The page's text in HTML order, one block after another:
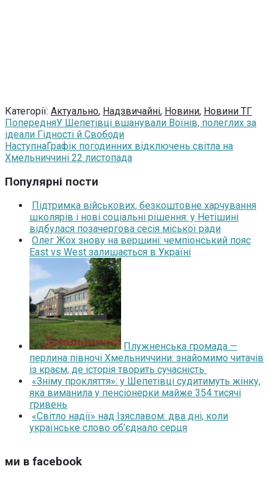
Категорії: Актуально, Надзвичайні, Новини, Новини ТГ
ПопередняУ Шепетівці вшанували Воїнів, полеглих за
ідеали Гідності й Свободи
НаступнаГрафік погодинних відключень світла на
Хмельниччині 22 листопада
Популярні пости
Підтримка військових, безкоштовне харчування
школярів і нові соціальні рішення: у Нетішині
відбулася позачергова сесія міської ради
Олег Жох знову на вершині: чемпіонський пояс
East vs West залишається в Україні
Плужненська громада —
перлина півночі Хмельниччини: знайомимо читачів
із краєм, де історія творить сучасність
«Зніму прокляття»: у Шепетівці судитимуть жінку,
яка виманила у пенсіонерки майже 354 тисячі
гривень
«Світло надії» над Ізяславом: два дні, коли
українське слово об’єднало серця
ми в facebook